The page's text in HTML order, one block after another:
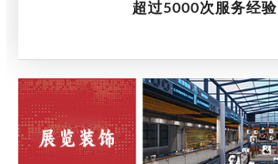
超过5000次服务经验